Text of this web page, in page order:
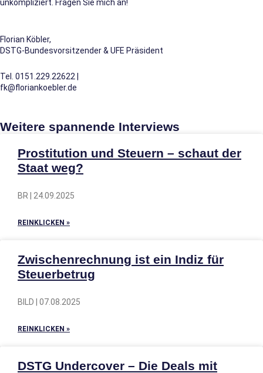
unkompliziert. Fragen Sie mich an!
Florian Köbler,
DSTG-Bundesvorsitzender & UFE Präsident
Tel. 0151.229.22622 |
fk@floriankoebler.de
Weitere spannende Interviews
Prostitution und Steuern – schaut der
Staat weg?
BR | 24.09.2025
REINKLICKEN »
Zwischenrechnung ist ein Indiz für
Steuerbetrug
BILD | 07.08.2025
REINKLICKEN »
DSTG Undercover – Die Deals mit